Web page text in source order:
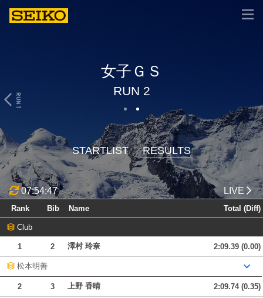
女子ＧＳ
RUN 2
RUN 1
STARTLIST RESULTS
07:54:47 LIVE
Rank Bib Name Total (Diff)
Club
1 2 澤村 玲奈 2:09.39 (0.00)
松本明善
2 3 上野 香晴 2:09.74 (0.35)